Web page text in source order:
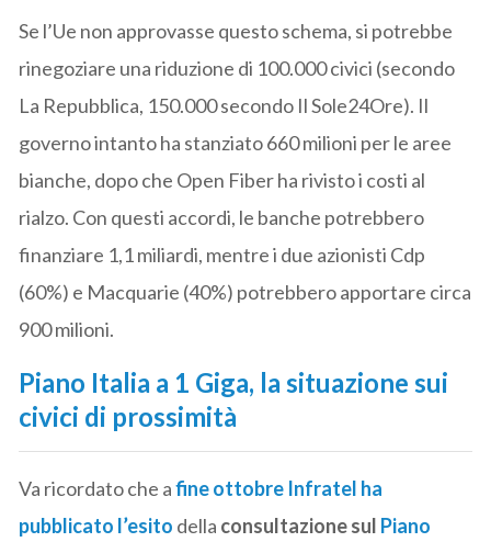
Se l’Ue non approvasse questo schema, si potrebbe
rinegoziare una riduzione di 100.000 civici (secondo
La Repubblica, 150.000 secondo Il Sole24Ore). Il
governo intanto ha stanziato 660 milioni per le aree
bianche, dopo che Open Fiber ha rivisto i costi al
rialzo. Con questi accordi, le banche potrebbero
finanziare 1,1 miliardi, mentre i due azionisti Cdp
(60%) e Macquarie (40%) potrebbero apportare circa
900 milioni.
Piano Italia a 1 Giga, la situazione sui
civici di prossimità
Va ricordato che afine ottobre Infratel ha
pubblicato l’esito della consultazione sul Piano